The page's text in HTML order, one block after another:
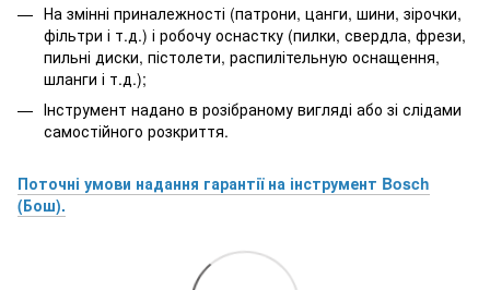
На змінні приналежності (патрони, цанги, шини, зірочки,
фільтри і т.д.) і робочу оснастку (пилки, свердла, фрези,
пильні диски, пістолети, распилітельную оснащення,
шланги і т.д.);
Інструмент надано в розібраному вигляді або зі слідами
самостійного розкриття.
Поточні умови надання гарантії на інструмент Bosch
(Бош).